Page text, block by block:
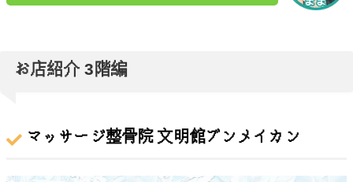
お店紹介 3階編
マッサージ整骨院 文明館ブンメイカン